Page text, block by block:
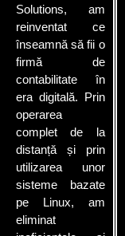
Solutions, am
reinventat ce
înseamnă să fii o
firmă de
contabilitate în
era digitală. Prin
operarea
complet de la
distanță și prin
utilizarea unor
sisteme bazate
pe Linux, am
eliminat